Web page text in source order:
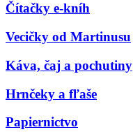
Čítačky e-kníh
Vecičky od Martinusu
Káva, čaj a pochutiny
Hrnčeky a fľaše
Papiernictvo